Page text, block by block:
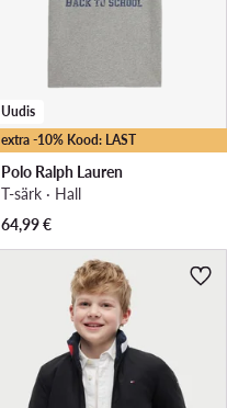
extra -10% Kood: LAST
Uudis
Polo Ralph Lauren
T-särk · Hall
64,99€